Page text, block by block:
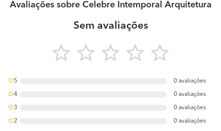
Avaliações sobre Celebre Intemporal Arquitetura
Sem avaliações
5 0 avaliações
4 0 avaliações
3 0 avaliações
2 0 avaliações